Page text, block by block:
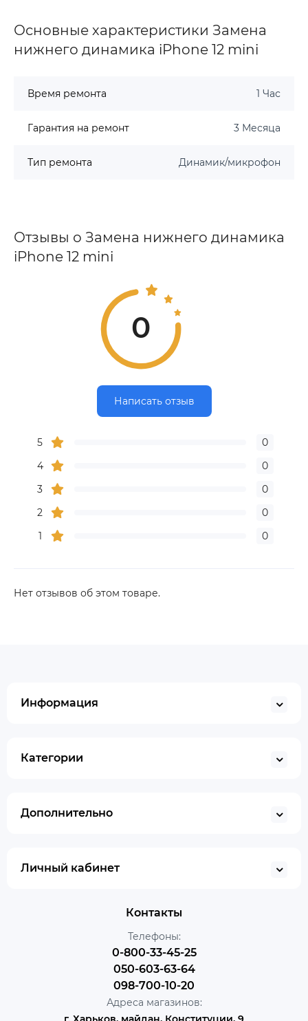
Основные характеристики Замена
нижнего динамика iPhone 12 mini
Время ремонта 1 Час
Гарантия на ремонт 3 Месяца
Тип ремонта Динамик/микрофон
Отзывы о Замена нижнего динамика
iPhone 12 mini
0
Написать отзыв
5
0
4
0
3
0
2
0
1
0
Нет отзывов об этом товаре.
Информация
Категории
Дополнительно
Личный кабинет
Контакты
Телефоны:
0-800-33-45-25
050-603-63-64
098-700-10-20
Адреса магазинов: